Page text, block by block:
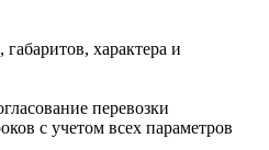
характера и
перевозки
с учетом всех параметров